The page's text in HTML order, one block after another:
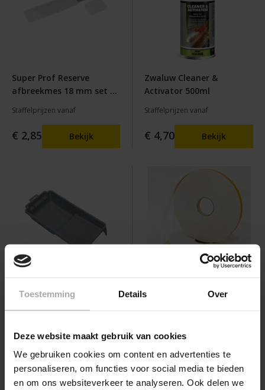
Toestemming Details Over
Deze website maakt gebruik van cookies
We gebruiken cookies om content en advertenties te
personaliseren, om functies voor social media te bieden
en om ons websiteverkeer te analyseren. Ook delen we
Super Prof Reserve
afbreekmes 18 mm set à
Staffelprijzen vanaf
€ 2,85 Bekijk
Zwaluw Cleaner &
Activator 500ml
Staffelprijzen vanaf
€ 4,70 Bekijk
Anza Verfbak
Staffelprijzen vanaf
€ 0,60 Bekijk
Combifit Dubbelzijdig
Staffelprijzen vanaf
€ 5,78 Bekijk